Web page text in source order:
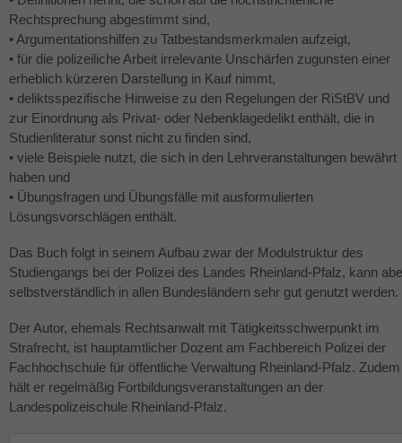
Rechtsprechung abgestimmt sind,
• Argumentationshilfen zu Tatbestandsmerkmalen aufzeigt,
• für die polizeiliche Arbeit irrelevante Unschärfen zugunsten einer
erheblich kürzeren Darstellung in Kauf nimmt,
• deliktsspezifische Hinweise zu den Regelungen der RiStBV und
zur Einordnung als Privat- oder Nebenklagedelikt enthält, die in
Studienliteratur sonst nicht zu finden sind,
• viele Beispiele nutzt, die sich in den Lehrveranstaltungen bewährt
haben und
• Übungsfragen und Übungsfälle mit ausformulierten
Lösungsvorschlägen enthält.
Das Buch folgt in seinem Aufbau zwar der Modulstruktur des
Studiengangs bei der Polizei des Landes Rheinland-Pfalz, kann
selbstverständlich in allen Bundesländern sehr gut genutzt werden.
Der Autor, ehemals Rechtsanwalt mit Tätigkeitsschwerpunkt im
Strafrecht, ist hauptamtlicher Dozent am Fachbereich Polizei der
Fachhochschule für öffentliche Verwaltung Rheinland-Pfalz. Zudem
hält er regelmäßig Fortbildungsveranstaltungen an der
Landespolizeischule Rheinland-Pfalz.